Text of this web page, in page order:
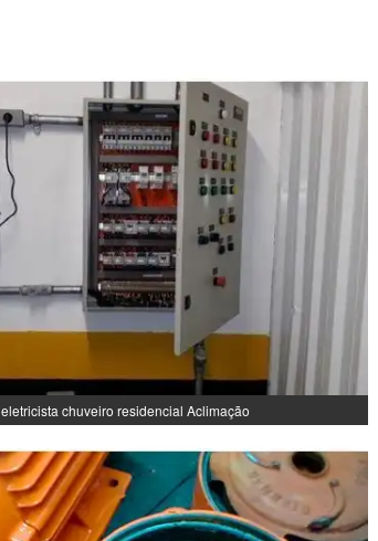
eletricista chuveiro residencial Aclimação